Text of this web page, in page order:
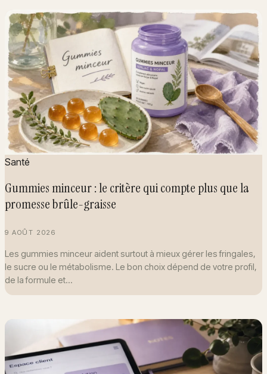
Santé
Gummies minceur : le critère qui compte plus que la
promesse brûle-graisse
9 AOÛT 2026
Les gummies minceur aident surtout à mieux gérer les fringales,
le sucre ou le métabolisme. Le bon choix dépend de votre profil,
de la formule et…